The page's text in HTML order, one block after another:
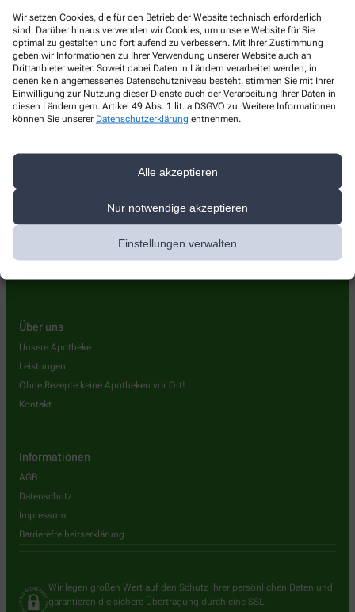
Wir setzen Cookies, die für den Betrieb der Website technisch erforderlich
sind. Darüber hinaus verwenden wir Cookies, um unsere Website für Sie
optimal zu gestalten und fortlaufend zu verbessern. Mit Ihrer Zustimmung
geben wir Informationen zu Ihrer Verwendung unserer Website auch an
Drittanbieter weiter. Soweit dabei Daten in Ländern verarbeitet werden, in
denen kein angemessenes Datenschutzniveau besteht, stimmen Sie mit Ihrer
Einwilligung zur Nutzung dieser Dienste auch der Verarbeitung Ihrer Daten in
diesen Ländern gem. Artikel 49 Abs. 1 lit. a DSGVO zu. Weitere Informationen
können Sie unserer Datenschutzerklärung entnehmen.
Alle akzeptieren
Nur notwendige akzeptieren
Einstellungen verwalten
Recent Comments
A WordPress Commenter zuHello world!
Kontakt
Apotheke am Altmarkt
+49-3435/93 23 90
Über uns
Unsere Apotheke
Leistungen
Ohne Rezepte keine Apotheken vor Ort!
Kontakt
Informationen
AGB
Datenschutz
Impressum
Barrierefreiheitserklärung
Wir legen großen Wert auf den Schutz Ihrer persönlichen Daten und
garantieren die sichere Übertragung durch eine SSL-